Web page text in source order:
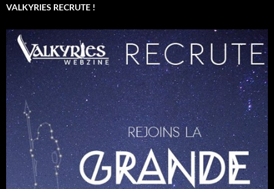
VALKYRIES RECRUTE !